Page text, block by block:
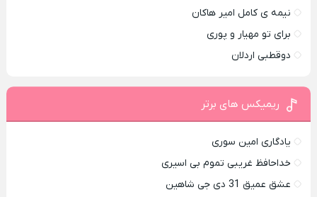
نیمه ی کامل امیر هاکان
برای تو مهیار و پوری
دوقطبی اردلان
ریمیکس های برتر
یادگاری امین سوری
خداحافظ غریبی تموم بی اسیری
عشق عمیق 31 دی جی شاهین